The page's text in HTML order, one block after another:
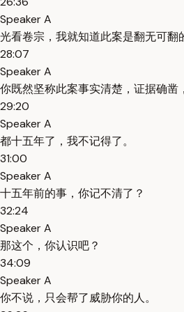
Speaker A
光看卷宗，我就知道此案是翻无可翻
28:07
Speaker A
你既然坚称此案事实清楚，证据确
29:20
Speaker A
都十五年了，我不记得了。
31:00
Speaker A
十五年前的事，你记不清了？
32:24
Speaker A
那这个，你认识吧？
34:09
Speaker A
你不说，只会帮了威胁你的人。